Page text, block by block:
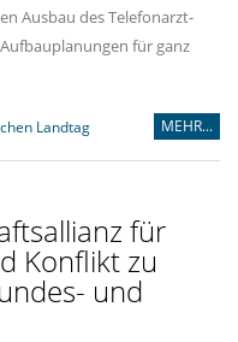
Ausbau des Telefonarzt-
für ganz
Landtag MEHR...
für
Konflikt zu
und